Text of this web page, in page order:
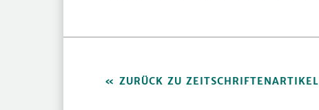
ZURÜCK ZU ZEITSCHRIFTENARTIKEL